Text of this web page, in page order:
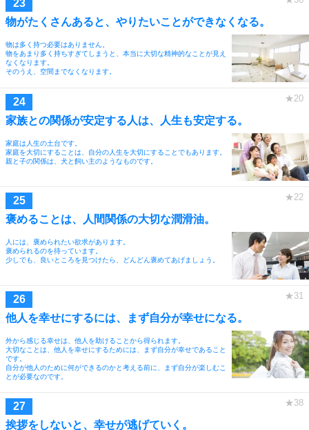
物がたくさんあると、やりたいことができなくなる。
物は多く持つ必要はありません。
物をあまり多く持ちすぎてしまうと、本当に大切な精神的なことが見え
なくなります。
そのうえ、空間までなくなります。
家族との関係が安定する人は、人生も安定する。
家庭は人生の土台です。
家庭を大切にすることは、自分の人生を大切にすることでもあります。
親と子の関係は、犬と飼い主のようなものです。
褒めることは、人間関係の大切な潤滑油。
人には、褒められたい欲求があります。
褒められるのを待っています。
少しでも、良いところを見つけたら、どんどん褒めてあげましょう。
他人を幸せにするには、まず自分が幸せになる。
外から感じる幸せは、他人を助けることから得られます。
大切なことは、他人を幸せにするためには、まず自分が幸せであること
です。
自分が他人のために何ができるのかと考える前に、まず自分が楽しむこ
とが必要なのです。
挨拶をしないと、幸せが逃げていく。